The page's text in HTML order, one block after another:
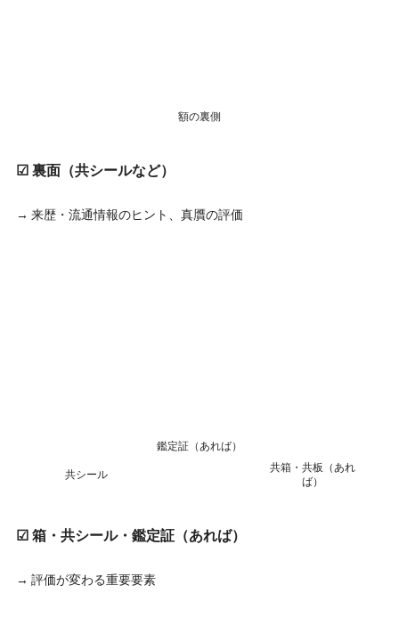
額の裏側
☑ 裏面（共シールなど）
→ 来歴・流通情報のヒント、真贋の評価
共シール
鑑定証（あれば）
共箱・共板（あれ
ば）
☑ 箱・共シール・鑑定証（あれば）
→ 評価が変わる重要要素